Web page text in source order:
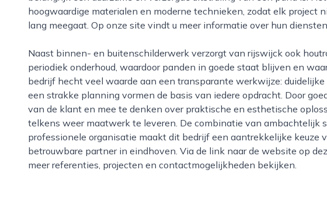
hoogwaardige materialen en moderne technieken, zodat elk project
lang meegaat. Op onze site vindt u meer informatie over hun
Naast binnen- en buitenschilderwerk verzorgt van rijswijck ook houtrotreparaties, kleuradvies en
periodiek onderhoud, waardoor panden in goede staat blijven en
bedrijf hecht veel waarde aan een transparante werkwijze:
een strakke planning vormen de basis van iedere opdracht. Door
van de klant en mee te denken over praktische en esthetische
telkens weer maatwerk te leveren. De combinatie van ambachtelijk
professionele organisatie maakt dit bedrijf een aantrekkelijke keuze
betrouwbare partner in eindhoven. Via de link naar de website op
meer referenties, projecten en contactmogelijkheden bekijken.